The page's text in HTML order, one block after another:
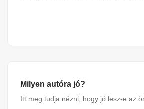
Milyen autóra jó?
Itt meg tudja nézni, hogy jó lesz-e az